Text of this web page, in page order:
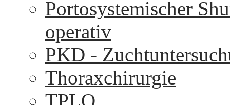
Portosystemischer
operativ
PKD -
Thoraxchirurgie
TPLO